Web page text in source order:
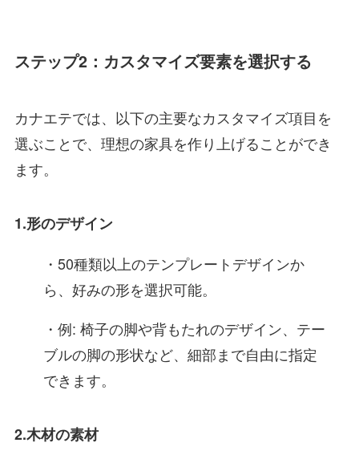
ステップ2：カスタマイズ要素を選択する
カナエテでは、以下の主要なカスタマイズ項目を
選ぶことで、理想の家具を作り上げることができ
ます。
1.形のデザイン
・50種類以上のテンプレートデザインか
ら、好みの形を選択可能。
・例: 椅子の脚や背もたれのデザイン、テー
ブルの脚の形状など、細部まで自由に指定
できます。
2.木材の素材